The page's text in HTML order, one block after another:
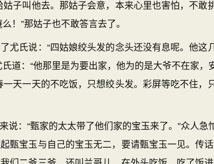
子叫他去。那姑子会意，本来心里也害怕，不敢
！”那姑子也不敢答言去了。
氏说：“四姑娘绞头发的念头还没有息呢。他这
道：“他那里是为要出家，他为的是大爷不在家
一天一天的不吃饭，只想绞头发。彩屏等吃不住，
：“甄家的太太带了他们家的宝玉来了。”众人急
甄宝玉与自己的宝玉无二，要请甄宝玉一见。传